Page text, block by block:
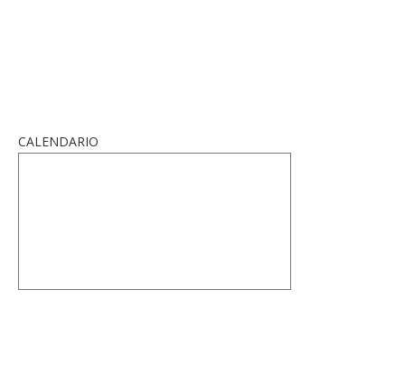
CALENDARIO